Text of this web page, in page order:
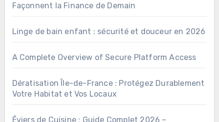
Façonnent la Finance de Demain
Linge de bain enfant : sécurité et douceur en 2026
A Complete Overview of Secure Platform Access
Dératisation Île-de-France : Protégez Durablement
Votre Habitat et Vos Locaux
Éviers de Cuisine : Guide Complet 2026 –